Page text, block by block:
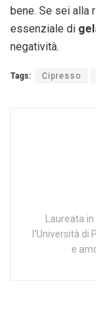
bene. Se sei alla
essenziale di
negatività.
Tags: Cipresso
Laureata
l'Università di
e